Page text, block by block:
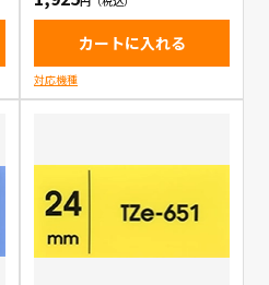
カートに入れる
対応機種